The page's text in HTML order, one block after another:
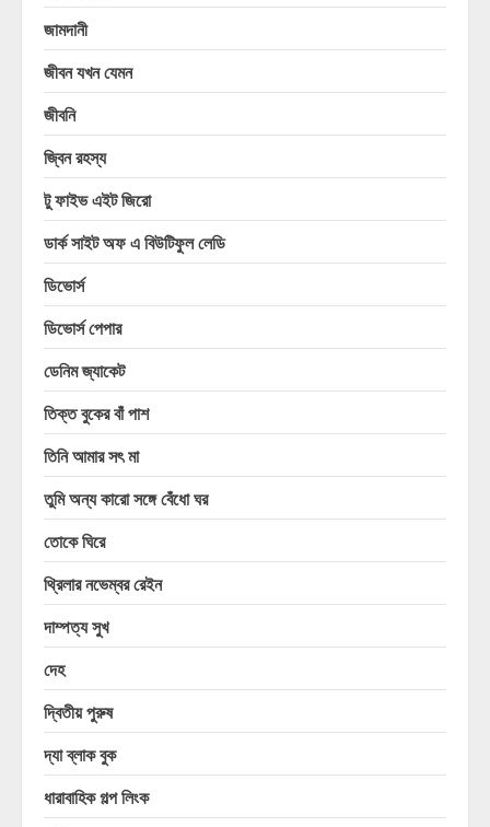
জামদানী
জীবন যখন যেমন
জীবনি
জ্বিন রহস্য
টু ফাইভ এইট জিরো
ডার্ক সাইট অফ এ বিউটিফুল লেডি
ডিভোর্স
ডিভোর্স পেপার
ডেনিম জ্যাকেট
তিক্ত বুকের বাঁ পাশ
তিনি আমার সৎ মা
তুমি অন্য কারো সঙ্গে বেঁধো ঘর
তোকে ঘিরে
থ্রিলার নভেম্বর রেইন
দাম্পত্য সুখ
দেহ
দ্বিতীয় পুরুষ
দ্যা ব্লাক বুক
ধারাবাহিক গল্প লিংক